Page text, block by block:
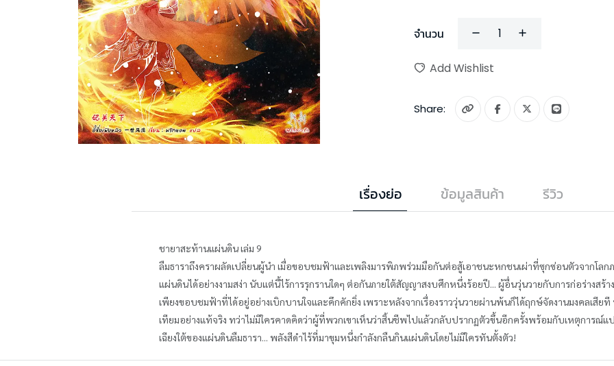
จำนวน
Add Wishlist
Share:
เรื่องย่อ ข้อมูลสินค้า รีวิว
ชายาสะท้านแผ่นดิน เล่ม 9
ลืมธาราถึงคราผลัดเปลี่ยนผู้นำ เมื่อขอบชมฟ้าและเพลิงมารพิภพร่วมมือกันต่อสู้เอาชนะหกชนเผ่าที่ซุกซ่อนตัวจากโล
แผ่นดินได้อย่างงามสง่า นับแต่นี้ไร้การรุกรานใดๆ ต่อกันภายใต้สัญญาสงบศึกหนึ่งร้อยปี... ผู้อื่นวุ่นวายกับการก่อร่างสร้า
เพียงขอบชมฟ้าที่ได้อยู่อย่างเบิกบานใจและคึกคักยิ่ง เพราะหลังจากเรื่องราววุ่นวายผ่านพ้นก็ได้ฤกษ์จัดงานมงคลเสียที
เทียมอย่างแท้จริง ทว่าไม่มีใครคาดคิดว่าผู้ที่พวกเขาเห็นว่าสิ้นชีพไปแล้วกลับปรากฏตัวขึ้นอีกครั้งพร้อมกับเหตุการณ์
เฉียงใต้ของแผ่นดินลืมธารา... พลังสีดำไร้ที่มาขุมหนึ่งกำลังกลืนกินแผ่นดินโดยไม่มีใครทันตั้งตัว!